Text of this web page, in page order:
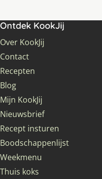
Ontdek KookJij
Over KookJij
Contact
Recepten
Blog
Mijn KookJij
Nieuwsbrief
Recept insturen
Boodschappenlijst
Weekmenu
Thuis koks